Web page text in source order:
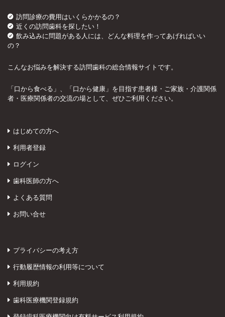
訪問診療の費用はいくらかかるの？
近くの訪問歯科を探したい！
飲み込みに問題がある人には、どんな料理を作ってあげればいい
の？
こんなお悩みを解決する訪問歯科の総合情報サイトです。
「口から食べる」、「口から健康」を目指す患者様・ご家族・介護関係
者・医療関係者の交流の場として、ぜひご利用ください。
はじめての方へ
利用者登録
ログイン
歯科医師の方へ
よくある質問
お問い合せ
プライバシーの考え方
行動履歴情報の利用等について
利用規約
歯科医療機関登録規約